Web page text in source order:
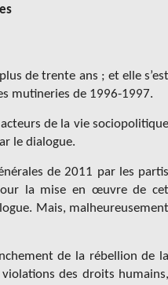
de trente ans ; et elle s’est
mutineries de 1996-1997.
de la vie sociopolitique
le dialogue.
de 2011 par les partis
la mise en œuvre de cet
Mais, malheureusement
de la rébellion de la
des droits humains,